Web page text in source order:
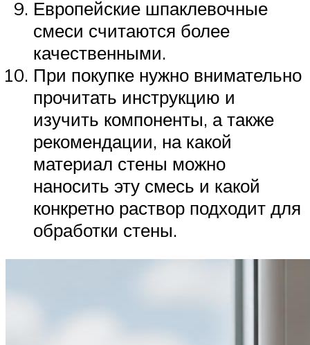
Европейские шпаклевочные
смеси считаются более
качественными.
При покупке нужно внимательно
прочитать инструкцию и
изучить компоненты, а также
рекомендации, на какой
материал стены можно
наносить эту смесь и какой
конкретно раствор подходит для
обработки стены.